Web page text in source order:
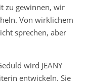
zu gewinnen, wir
Von wirklichem
sprechen, aber
wird JEANY
entwickeln. Sie